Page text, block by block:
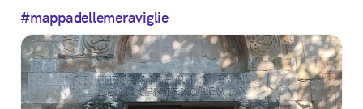
#mappadellemeraviglie